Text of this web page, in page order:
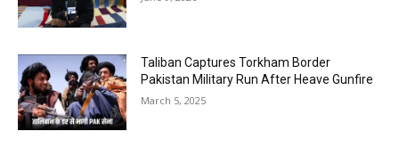
Taliban Captures Torkham Border
Pakistan Military Run After Heave Gunfire
March 5, 2025